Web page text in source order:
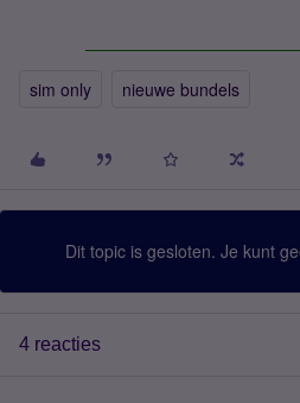
sim only nieuwe bundels
Dit topic is gesloten. Je kunt
4 reacties